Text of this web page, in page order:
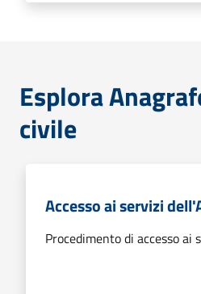
Esplora
civile
Accesso ai servizi
Procedimento di accesso ai